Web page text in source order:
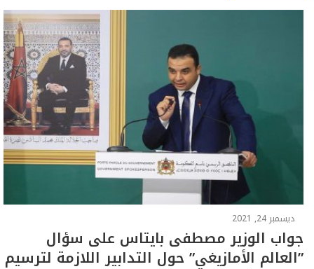
ديسمبر 24, 2021
جواب الوزير مصطفى بايتاس على سؤال
”العالم الأمازيغي” حول التدابير اللازمة لترسيم